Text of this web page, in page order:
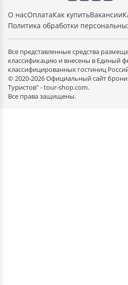
О насОплатаКак купитьВакансии
Политика обработки
Все представленные средства
классификацию и внесены в Единый
классифицированных гостиниц
© 2020-2026 Официальный сайт
Туристов" - tour-shop.com.
Все права защищены.